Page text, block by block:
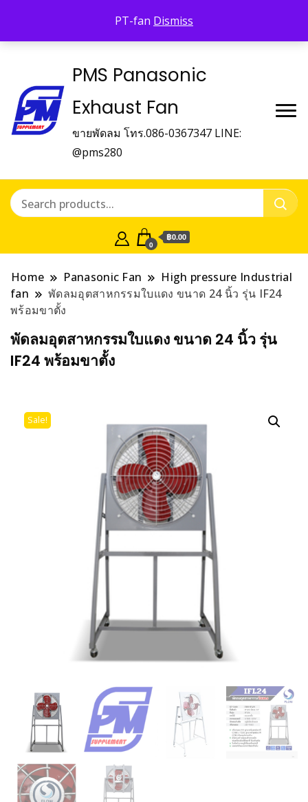
PT-fan Dismiss
PMS Panasonic
Exhaust Fan
ขายพัดลม โทร.086-0367347 LINE:
@pms280
0
฿0.00
Home Panasonic Fan
High pressure Industrial
fan
พัดลมอุตสาหกรรมใบแดง ขนาด 24 นิ้ว รุ่น IF24
พร้อมขาตั้ง
พัดลมอุตสาหกรรมใบแดง ขนาด 24 นิ้ว รุ่น
IF24 พร้อมขาตั้ง
Sale!